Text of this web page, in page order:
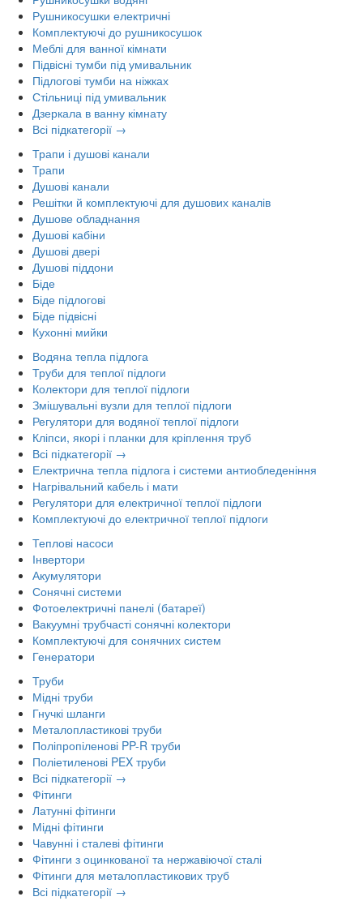
Рушникосушки електричні
Комплектуючі до рушникосушок
Меблі для ванної кімнати
Підвісні тумби під умивальник
Підлогові тумби на ніжках
Стільниці під умивальник
Дзеркала в ванну кімнату
Всі підкатегорії →
Трапи і душові канали
Трапи
Душові канали
Решітки й комплектуючі для душових каналів
Душове обладнання
Душові кабіни
Душові двері
Душові піддони
Біде
Біде підлогові
Біде підвісні
Кухонні мийки
Водяна тепла підлога
Труби для теплої підлоги
Колектори для теплої підлоги
Змішувальні вузли для теплої підлоги
Регулятори для водяної теплої підлоги
Кліпси, якорі і планки для кріплення труб
Всі підкатегорії →
Електрична тепла підлога і системи антиобледеніння
Нагрівальний кабель і мати
Регулятори для електричної теплої підлоги
Комплектуючі до електричної теплої підлоги
Теплові насоси
Інвертори
Акумулятори
Сонячні системи
Фотоелектричні панелі (батареї)
Вакуумні трубчасті сонячні колектори
Комплектуючі для сонячних систем
Генератори
Труби
Мідні труби
Гнучкі шланги
Металопластикові труби
Поліпропіленові PP-R труби
Поліетиленові PEX труби
Всі підкатегорії →
Фітинги
Латунні фітинги
Мідні фітинги
Чавунні і сталеві фітинги
Фітинги з оцинкованої та нержавіючої сталі
Фітинги для металопластикових труб
Всі підкатегорії →